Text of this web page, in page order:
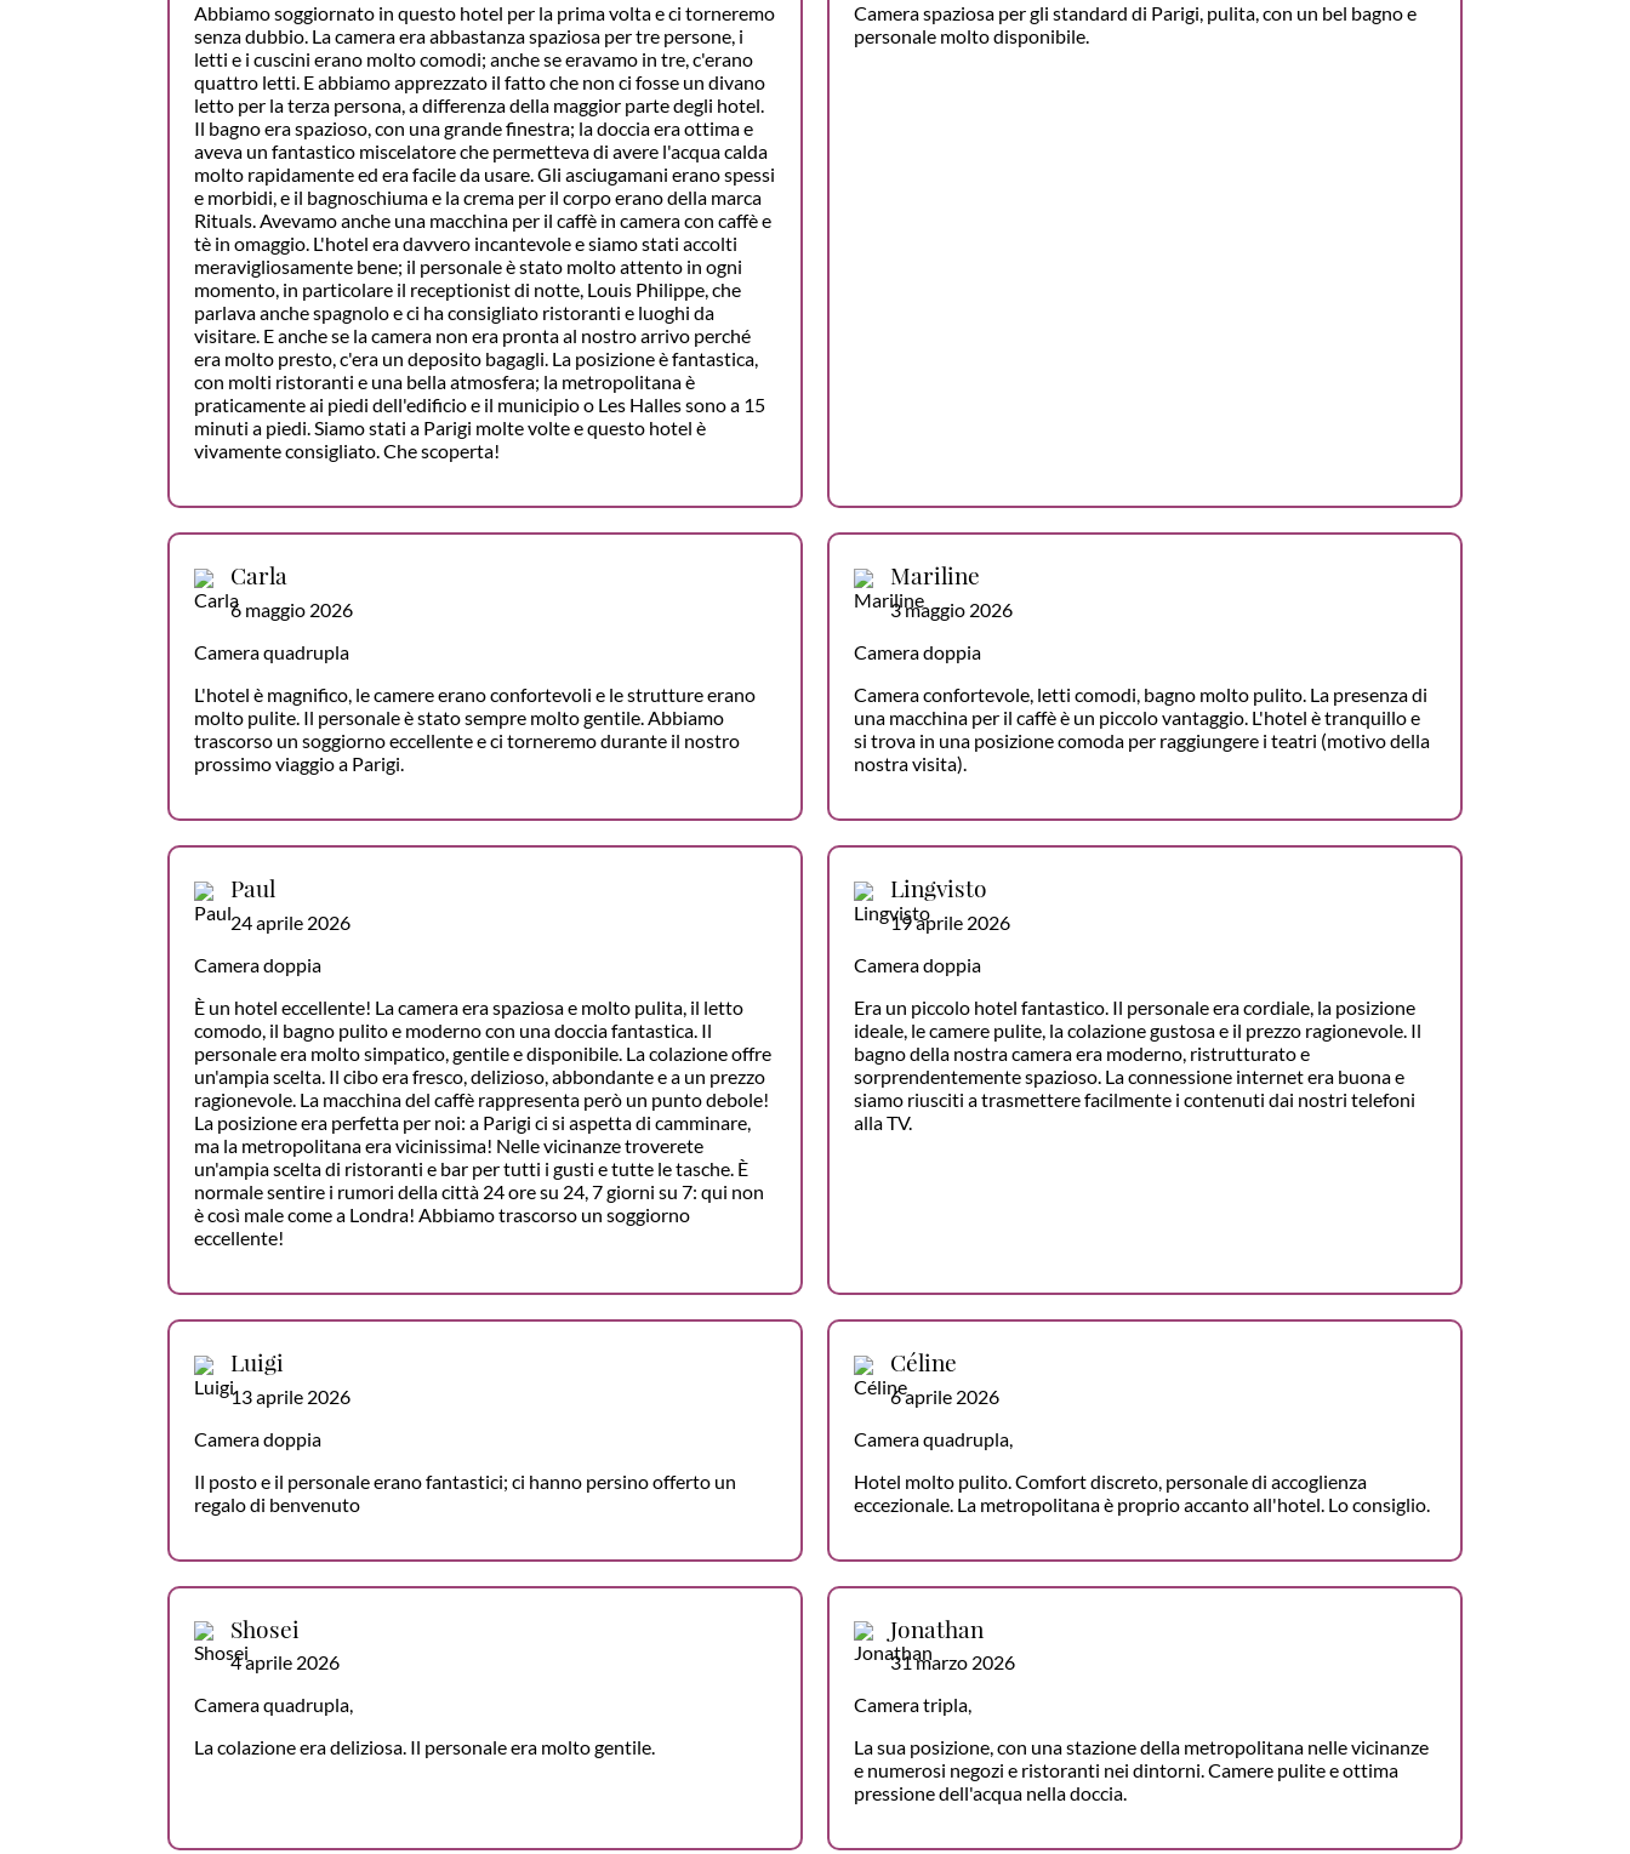
Abbiamo soggiornato in questo hotel per la prima volta e ci torneremo
senza dubbio. La camera era abbastanza spaziosa per tre persone, i
letti e i cuscini erano molto comodi; anche se eravamo in tre, c'erano
quattro letti. E abbiamo apprezzato il fatto che non ci fosse un divano
letto per la terza persona, a differenza della maggior parte degli hotel.
Il bagno era spazioso, con una grande finestra; la doccia era ottima e
aveva un fantastico miscelatore che permetteva di avere l'acqua calda
molto rapidamente ed era facile da usare. Gli asciugamani erano spessi
e morbidi, e il bagnoschiuma e la crema per il corpo erano della marca
Rituals. Avevamo anche una macchina per il caffè in camera con caffè e
tè in omaggio. L'hotel era davvero incantevole e siamo stati accolti
meravigliosamente bene; il personale è stato molto attento in ogni
momento, in particolare il receptionist di notte, Louis Philippe, che
parlava anche spagnolo e ci ha consigliato ristoranti e luoghi da
visitare. E anche se la camera non era pronta al nostro arrivo perché
era molto presto, c'era un deposito bagagli. La posizione è fantastica,
con molti ristoranti e una bella atmosfera; la metropolitana è
praticamente ai piedi dell'edificio e il municipio o Les Halles sono a 15
minuti a piedi. Siamo stati a Parigi molte volte e questo hotel è
vivamente consigliato. Che scoperta!
Camera spaziosa per gli standard di Parigi, pulita, con un bel bagno e
personale molto disponibile.
Carla
6 maggio 2026
Camera quadrupla
L'hotel è magnifico, le camere erano confortevoli e le strutture erano
molto pulite. Il personale è stato sempre molto gentile. Abbiamo
trascorso un soggiorno eccellente e ci torneremo durante il nostro
prossimo viaggio a Parigi.
Mariline
3 maggio 2026
Camera doppia
Camera confortevole, letti comodi, bagno molto pulito. La presenza di
una macchina per il caffè è un piccolo vantaggio. L'hotel è tranquillo e
si trova in una posizione comoda per raggiungere i teatri (motivo della
nostra visita).
Paul
24 aprile 2026
Camera doppia
È un hotel eccellente! La camera era spaziosa e molto pulita, il letto
comodo, il bagno pulito e moderno con una doccia fantastica. Il
personale era molto simpatico, gentile e disponibile. La colazione offre
un'ampia scelta. Il cibo era fresco, delizioso, abbondante e a un prezzo
ragionevole. La macchina del caffè rappresenta però un punto debole!
La posizione era perfetta per noi: a Parigi ci si aspetta di camminare,
ma la metropolitana era vicinissima! Nelle vicinanze troverete
un'ampia scelta di ristoranti e bar per tutti i gusti e tutte le tasche. È
normale sentire i rumori della città 24 ore su 24, 7 giorni su 7: qui non
è così male come a Londra! Abbiamo trascorso un soggiorno
eccellente!
Lingvisto
19 aprile 2026
Camera doppia
Era un piccolo hotel fantastico. Il personale era cordiale, la posizione
ideale, le camere pulite, la colazione gustosa e il prezzo ragionevole. Il
bagno della nostra camera era moderno, ristrutturato e
sorprendentemente spazioso. La connessione internet era buona e
siamo riusciti a trasmettere facilmente i contenuti dai nostri telefoni
alla TV.
Luigi
13 aprile 2026
Camera doppia
Il posto e il personale erano fantastici; ci hanno persino offerto un
regalo di benvenuto
Céline
6 aprile 2026
Camera quadrupla,
Hotel molto pulito. Comfort discreto, personale di accoglienza
eccezionale. La metropolitana è proprio accanto all'hotel. Lo consiglio.
Shosei
4 aprile 2026
Camera quadrupla,
La colazione era deliziosa. Il personale era molto gentile.
Jonathan
31 marzo 2026
Camera tripla,
La sua posizione, con una stazione della metropolitana nelle vicinanze
e numerosi negozi e ristoranti nei dintorni. Camere pulite e ottima
pressione dell'acqua nella doccia.